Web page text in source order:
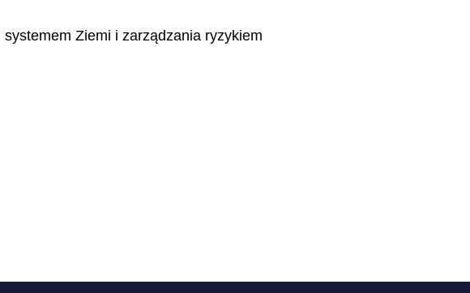
Ziemi i zarządzania ryzykiem